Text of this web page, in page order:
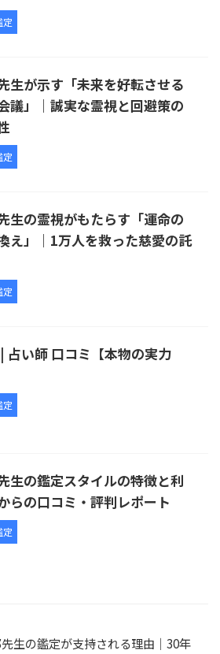
定
生が示す「未来を好転させる
議」｜誠実な霊視と回避策の
定
生の霊視がもたらす「運命の
え」｜1万人を救った慈愛の託
定
占い師 口コミ【本物の実力
定
生の鑑定スタイルの特徴と利
らの口コミ・評判レポート
定
生の鑑定が支持される理由｜30年